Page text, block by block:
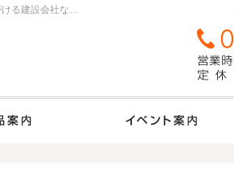
富山県南砺市の新築・注文住宅・新築戸建てを手がける建設会社なら森の家